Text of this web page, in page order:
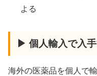
よる
▶ 個人輸入で入
海外の医薬品を個人で